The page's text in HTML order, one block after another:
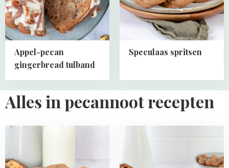
Appel-pecan
gingerbread tulband
Speculaas spritsen
Alles in pecannoot recepten
Read